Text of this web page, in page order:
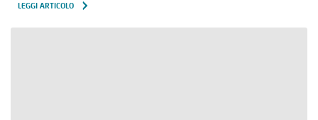
LEGGI ARTICOLO